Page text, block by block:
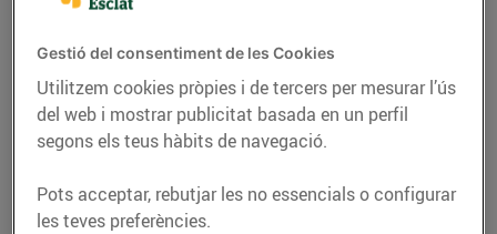
Recepta de cruixent de bananes
11/d’abril/2019
Recepta de cruixent de bananes, ingredients
per a 4 persones:
Gestió del consentiment de les Cookies
Utilitzem cookies pròpies i de tercers per mesurar l’ús
del web i mostrar publicitat basada en un perfil
segons els teus hàbits de navegació.
Pots acceptar, rebutjar les no essencials o configurar
les teves preferències.